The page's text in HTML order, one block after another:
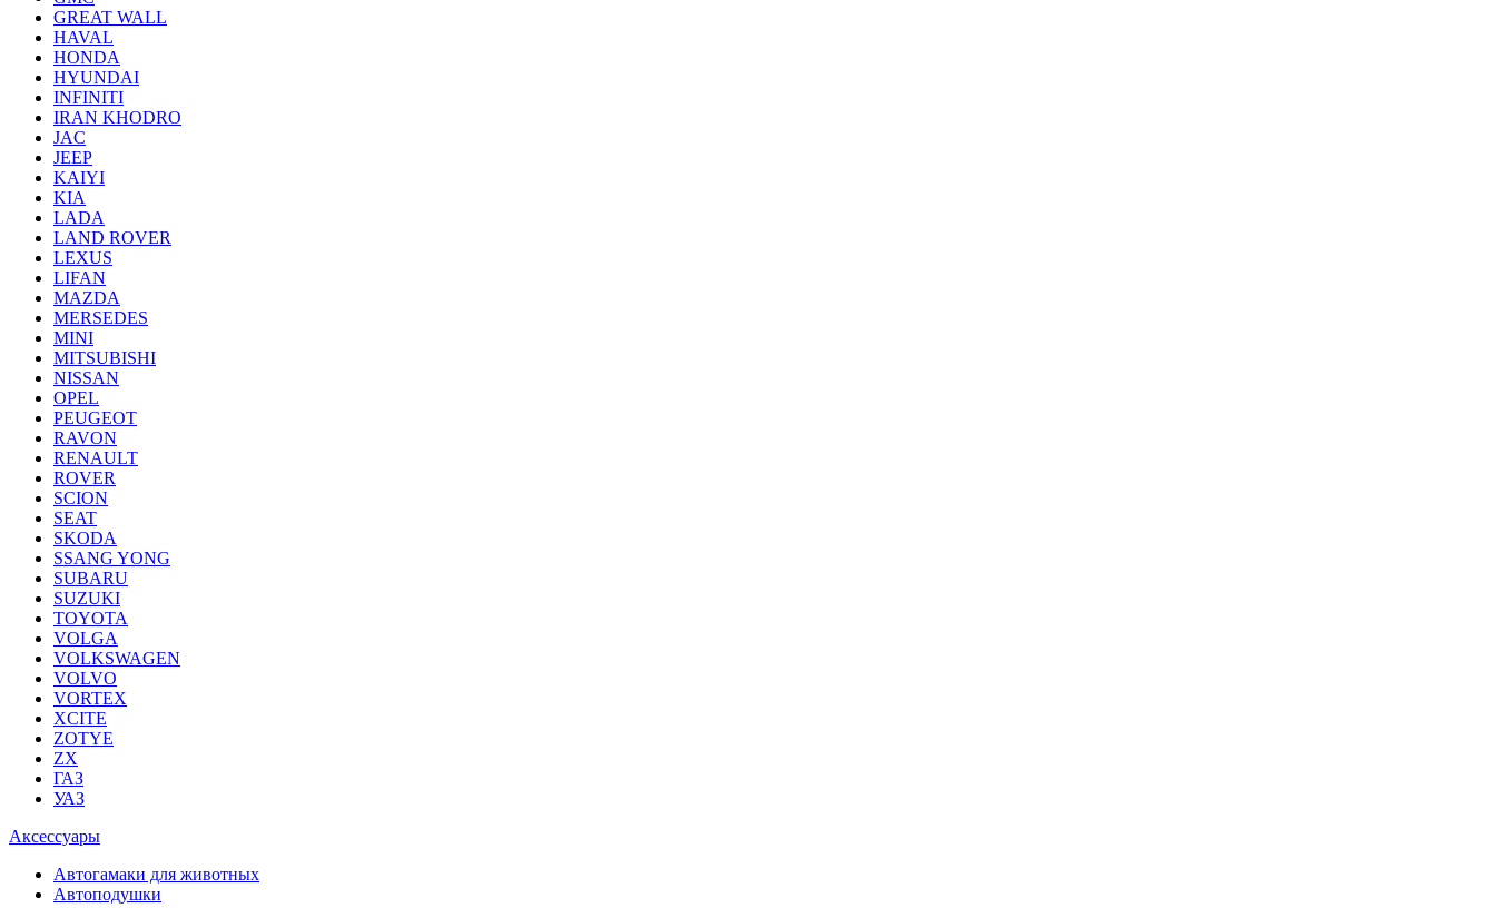
GREAT WALL
HAVAL
HONDA
HYUNDAI
INFINITI
IRAN KHODRO
JAC
JEEP
KAIYI
KIA
LADA
LAND ROVER
LEXUS
LIFAN
MAZDA
MERSEDES
MINI
MITSUBISHI
NISSAN
OPEL
PEUGEOT
RAVON
RENAULT
ROVER
SCION
SEAT
SKODA
SSANG YONG
SUBARU
SUZUKI
TOYOTA
VOLGA
VOLKSWAGEN
VOLVO
VORTEX
XCITE
ZOTYE
ZX
ГАЗ
УАЗ
Аксессуары
Автогамаки для животных
Автоподушки